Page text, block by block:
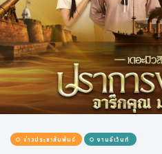
เอไอ
การศึกษา
ศิลปะ, วัฒนธรรม
ศาสนา
การเมือง
ธุรกิจ, สังคม
ข่าวประชาสัมพันธ์ งานอีเว้นท์